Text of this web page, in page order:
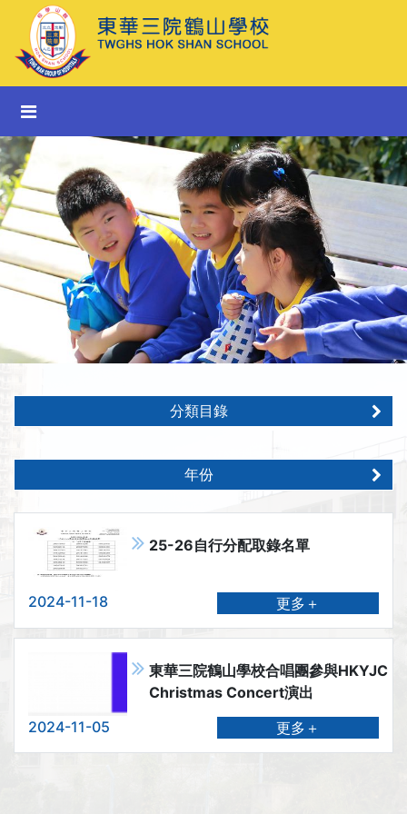
分類目錄
年份
25-26自行分配取錄名單
2024-11-18 更多＋
東華三院鶴山學校合唱團參與HKYJC
Christmas Concert演出
2024-11-05
更多＋